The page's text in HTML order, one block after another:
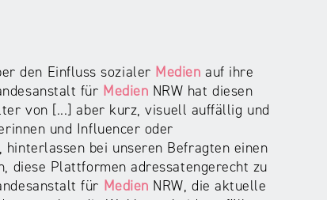
den Einfluss sozialer Medien auf ihre
für Medien NRW hat diesen
von [...] aber kurz, visuell auffällig und
und Influencer oder
bei unseren Befragten einen
diese Plattformen adressatengerecht zu
für Medien NRW, die aktuelle